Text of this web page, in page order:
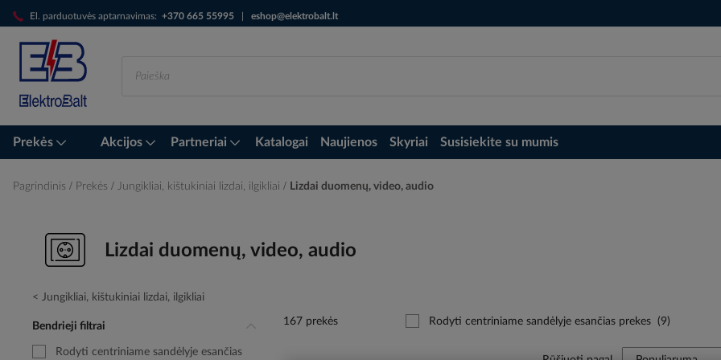
El. parduotuvės aptarnavimas: +370 665 55995 eshop@elektrobalt.lt
Skip
to
Content
Prekės Akcijos Partneriai Katalogai Naujienos Skyriai Susisiekite su mumis
Pagrindinis Prekės Jungikliai, kištukiniai lizdai, ilgikliai Lizdai duomenų, video, audio
Lizdai duomenų, video, audio
167 prekės Rodyti centriniame sandėlyje esančias prekes (9)
Jungikliai, kištukiniai lizdai, ilgikliai
Bendrieji filtrai
Rodyti centriniame sandėlyje esančias